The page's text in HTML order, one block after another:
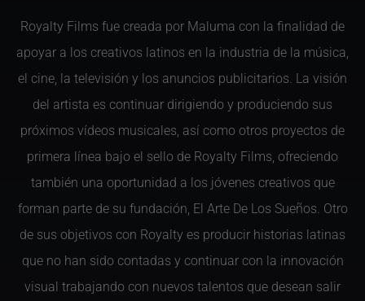
Royalty Films fue creada por Maluma con la finalidad de
apoyar a los creativos latinos en la industria de la música,
el cine, la televisión y los anuncios publicitarios. La visión
del artista es continuar dirigiendo y produciendo sus
próximos vídeos musicales, así como otros proyectos de
primera línea bajo el sello de Royalty Films, ofreciendo
también una oportunidad a los jóvenes creativos que
forman parte de su fundación, El Arte De Los Sueños. Otro
de sus objetivos con Royalty es producir historias latinas
que no han sido contadas y continuar con la innovación
visual trabajando con nuevos talentos que desean salir